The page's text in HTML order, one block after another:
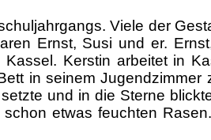
Viele der
Ernst, Susi und er.
Kerstin arbeitet in
in seinem Jugendzimmer
und in die Sterne
etwas feuchten